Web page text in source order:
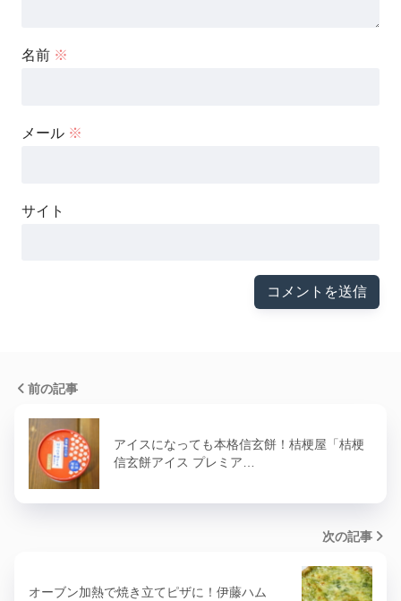
名前 ※
メール ※
サイト
前の記事
アイスになっても本格信玄餅！桔梗屋「桔梗
信玄餅アイス プレミア…
次の記事
オーブン加熱で焼き立てピザに！伊藤ハム